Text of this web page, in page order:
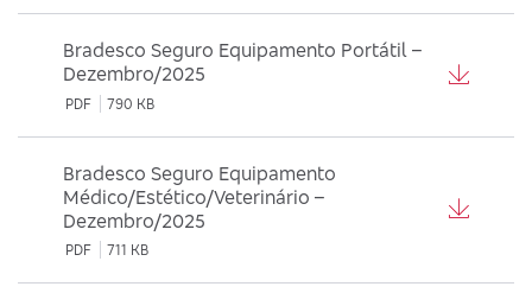
Bradesco Seguro Equipamento Portátil –
Dezembro/2025
PDF 790 KB
Bradesco Seguro Equipamento
Médico/Estético/Veterinário –
Dezembro/2025
PDF 711 KB